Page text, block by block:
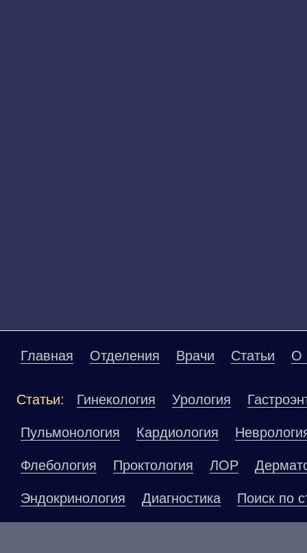
Главная Отделения Врачи Статьи О
Статьи: Гинекология Урология
Пульмонология Кардиология
Флебология Проктология ЛОР
Эндокринология Диагностика Поиск по